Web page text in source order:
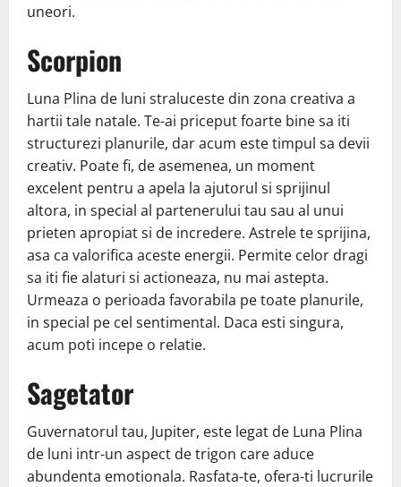
uneori.
Scorpion
Luna Plina de luni straluceste din zona creativa a
hartii tale natale. Te-ai priceput foarte bine sa iti
structurezi planurile, dar acum este timpul sa devii
creativ. Poate fi, de asemenea, un moment
excelent pentru a apela la ajutorul si sprijinul
altora, in special al partenerului tau sau al unui
prieten apropiat si de incredere. Astrele te sprijina,
asa ca valorifica aceste energii. Permite celor dragi
sa iti fie alaturi si actioneaza, nu mai astepta.
Urmeaza o perioada favorabila pe toate planurile,
in special pe cel sentimental. Daca esti singura,
acum poti incepe o relatie.
Sagetator
Guvernatorul tau, Jupiter, este legat de Luna Plina
de luni intr-un aspect de trigon care aduce
abundenta emotionala. Rasfata-te, ofera-ti lucrurile